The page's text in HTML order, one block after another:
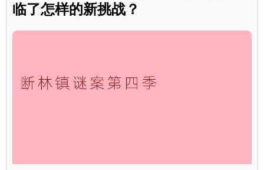
临了怎样的新挑战？